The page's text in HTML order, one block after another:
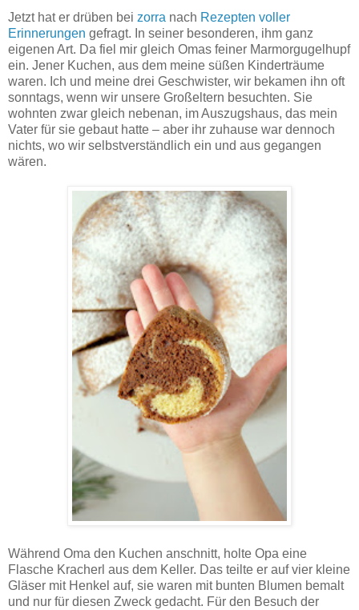
Jetzt hat er drüben bei zorra nach Rezepten voller
Erinnerungen gefragt. In seiner besonderen, ihm ganz
eigenen Art. Da fiel mir gleich Omas feiner Marmorgugelhupf
ein. Jener Kuchen, aus dem meine süßen Kinderträume
waren. Ich und meine drei Geschwister, wir bekamen ihn oft
sonntags, wenn wir unsere Großeltern besuchten. Sie
wohnten zwar gleich nebenan, im Auszugshaus, das mein
Vater für sie gebaut hatte – aber ihr zuhause war dennoch
nichts, wo wir selbstverständlich ein und aus gegangen
wären.
Während Oma den Kuchen anschnitt, holte Opa eine
Flasche Kracherl aus dem Keller. Das teilte er auf vier kleine
Gläser mit Henkel auf, sie waren mit bunten Blumen bemalt
und nur für diesen Zweck gedacht. Für den Besuch der